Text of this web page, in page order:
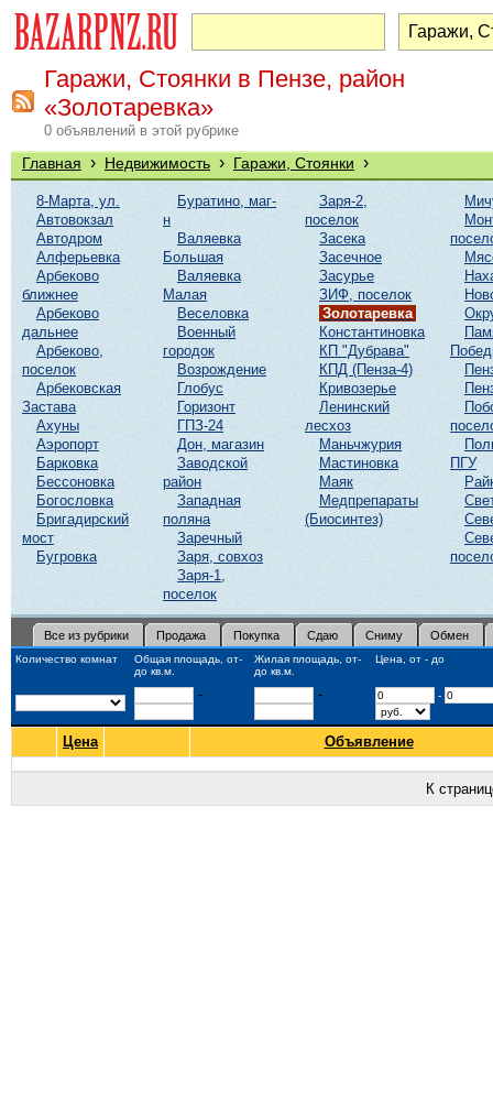
Гаражи, Стоянки в Пензе, район
«Золотаревка»
0 объявлений в этой рубрике
Главная › Недвижимость › Гаражи, Стоянки ›
8-Марта, ул.
Автовокзал
Автодром
Алферьевка
Арбеково
ближнее
Арбеково
дальнее
Арбеково,
поселок
Арбековская
Застава
Ахуны
Аэропорт
Барковка
Бессоновка
Богословка
Бригадирский
мост
Бугровка
Буратино, маг-
н
Валяевка
Большая
Валяевка
Малая
Веселовка
Военный
городок
Возрождение
Глобус
Горизонт
ГПЗ-24
Дон, магазин
Заводской
район
Западная
поляна
Заречный
Заря, совхоз
Заря-1,
поселок
Заря-2,
поселок
Засека
Засечное
Засурье
ЗИФ, поселок
Золотаревка
Константиновка
КП "Дубрава"
КПД (Пенза-4)
Кривозерье
Ленинский
лесхоз
Маньчжурия
Мастиновка
Маяк
Медпрепараты
(Биосинтез)
ПГУ
Все из рубрики Продажа Покупка Сдаю Сниму Обмен
Количество комнат
Общая площадь, от-
до кв.м.
Жилая площадь, от-
до кв.м.
Цена, от - до
- - -
Цена Объявление
К